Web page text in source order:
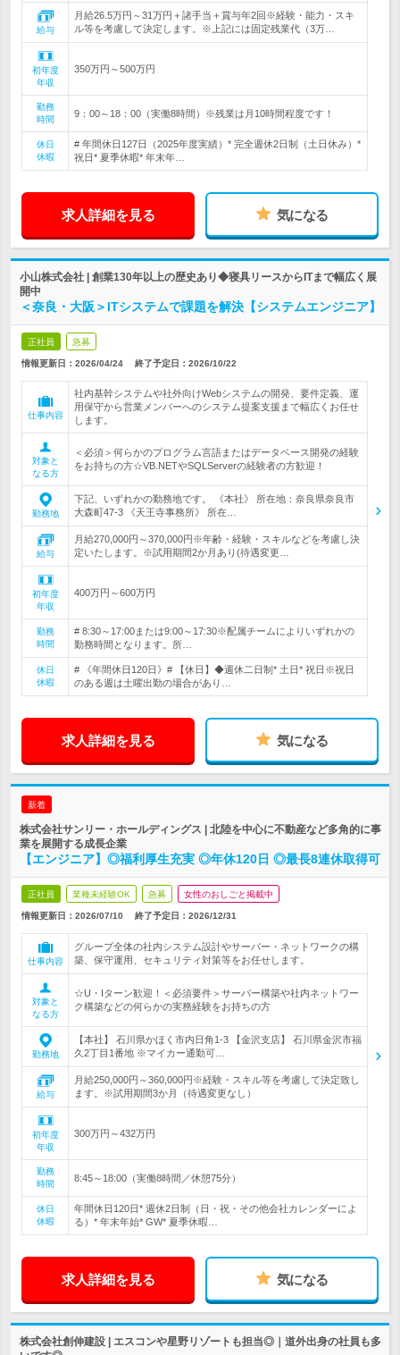
給与
月給26.5万円～31万円＋諸手当＋賞与年2回※経験・能力・スキ
ル等を考慮して決定します。※上記には固定残業代（3万…
初年度
年収
350万円～500万円
勤務
時間
9：00～18：00（実働8時間）※残業は月10時間程度です！
休日
休暇
# 年間休日127日（2025年度実績）* 完全週休2日制（土日休み）*
祝日* 夏季休暇* 年末年…
求人詳細を見る 気になる
小山株式会社 | 創業130年以上の歴史あり◆寝具リースからITまで幅広く展
開中
＜奈良・大阪＞ITシステムで課題を解決【システムエンジニア】
正社員 急募
情報更新日：2026/04/24 終了予定日： 2026/10/22
仕事内容
社内基幹システムや社外向けWebシステムの開発、要件定義、運
用保守から営業メンバーへのシステム提案支援まで幅広くお任せ
します。
対象と
なる方
＜必須＞何らかのプログラム言語またはデータベース開発の経験
をお持ちの方☆VB.NETやSQLServerの経験者の方歓迎！
勤務地
下記、いずれかの勤務地です。 《本社》 所在地：奈良県奈良市
大森町47-3 《天王寺事務所》 所在…
給与
月給270,000円～370,000円※年齢・経験・スキルなどを考慮し決
定いたします。※試用期間2か月あり(待遇変更…
初年度
年収
400万円～600万円
勤務
時間
# 8:30～17:00または9:00～17:30※配属チームによりいずれかの
勤務時間となります。所…
休日
休暇
# 《年間休日120日》# 【休日】◆週休二日制* 土日* 祝日※祝日
のある週は土曜出勤の場合があり…
求人詳細を見る 気になる
新着
株式会社サンリー・ホールディングス | 北陸を中心に不動産など多角的に事
業を展開する成長企業
【エンジニア】◎福利厚生充実 ◎年休120日 ◎最長8連休取得可
正社員 業種未経験OK 急募 女性のおしごと掲載中
情報更新日：2026/07/10 終了予定日： 2026/12/31
仕事内容
グループ全体の社内システム設計やサーバー・ネットワークの構
築、保守運用、セキュリティ対策等をお任せします。
対象と
なる方
☆U・Iターン歓迎！＜必須要件＞サーバー構築や社内ネットワー
ク構築などの何らかの実務経験をお持ちの方
勤務地
【本社】 石川県かほく市内日角1-3 【金沢支店】 石川県金沢市福
久2丁目1番地 ※マイカー通勤可…
給与
月給250,000円～360,000円※経験・スキル等を考慮して決定致し
ます。※試用期間3か月（待遇変更なし）
初年度
年収
300万円～432万円
勤務
時間
8:45～18:00（実働8時間／休憩75分）
休日
休暇
年間休日120日* 週休2日制（日・祝・その他会社カレンダーによ
る）* 年末年始* GW* 夏季休暇…
求人詳細を見る 気になる
株式会社創伸建設 | エスコンや星野リゾートも担当◎｜道外出身の社員も多